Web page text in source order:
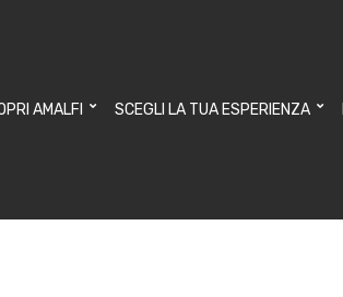
AMALFI SCEGLI LA TUA ESPERIENZA